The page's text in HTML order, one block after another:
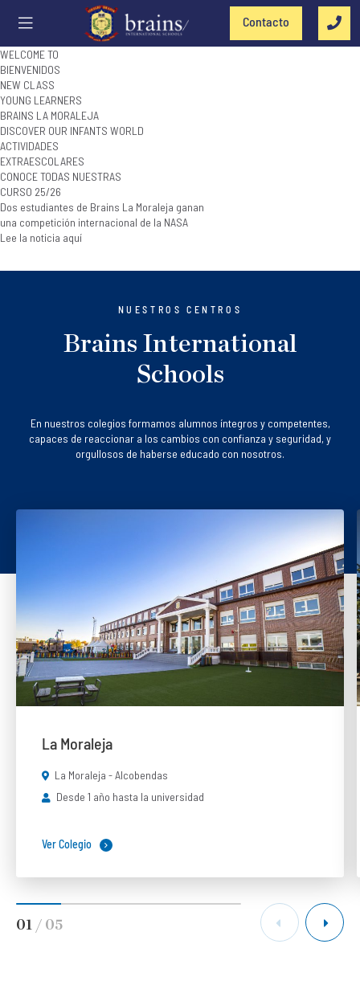
Contacto
WELCOME TO
BIENVENIDOS
NEW CLASS
YOUNG LEARNERS
BRAINS LA MORALEJA
DISCOVER OUR INFANTS WORLD
ACTIVIDADES
EXTRAESCOLARES
CONOCE TODAS NUESTRAS
CURSO 25/26
Dos estudiantes de Brains La Moraleja ganan
una competición internacional de la NASA
Lee la noticia aquí
NUESTROS CENTROS
Brains International
Schools
En nuestros colegios formamos alumnos íntegros y competentes,
capaces de reaccionar a los cambios con confianza y seguridad, y
orgullosos de haberse educado con nosotros.
La Moraleja
La Moraleja - Alcobendas
Desde 1 año hasta la universidad
Ver Colegio
01 / 05